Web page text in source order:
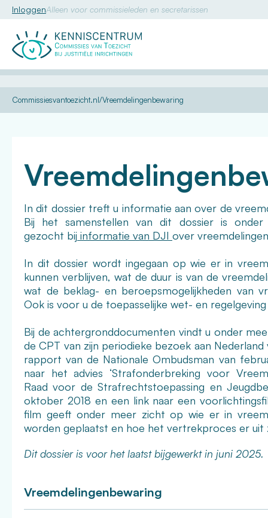
Commissie
InloggenAlleen voor commissieleden en secretarissen
U
hier:
Commissiesvantoezicht.nl
Kennis
Dossiers Vreemdelingenbewaring
In dit dossier treft u informatie aan over de
Bij het samenstellen van dit dossier is onder
gezocht bij informatie van DJI over
In dit dossier wordt ingegaan op wie er in
kunnen verblijven, wat de duur is van de
wat de beklag- en beroepsmogelijkheden van
Ook is voor u de toepasselijke wet- en
Bij de achtergronddocumenten vindt u onder
de CPT van zijn periodieke bezoek aan
rapport van de Nationale Ombudsman van
naar het advies ‘Strafonderbreking voor
Raad voor de Strafrechtstoepassing en
oktober 2018 en een link naar een
film geeft onder meer zicht op wie er in
worden geplaatst en hoe het vertrekproces er
Dit dossier is voor het laatst bijgewerkt in juni 2025.
Vreemdelingenbewaring